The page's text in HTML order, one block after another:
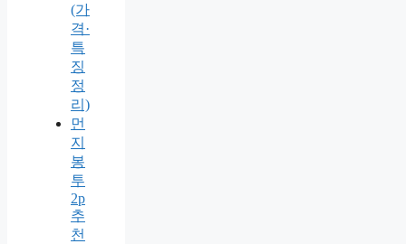
(가
격·
특
징
정
리)
먼
지
봉
투
2p
추
천